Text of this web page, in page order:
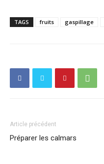
TAGS fruits gaspillage
Article précédent
Préparer les calmars